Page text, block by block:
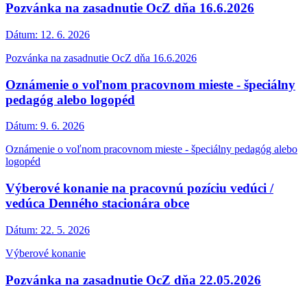
Pozvánka na zasadnutie OcZ dňa 16.6.2026
Dátum: 12. 6. 2026
Pozvánka na zasadnutie OcZ dňa 16.6.2026
Oznámenie o voľnom pracovnom mieste - špeciálny
pedagóg alebo logopéd
Dátum: 9. 6. 2026
Oznámenie o voľnom pracovnom mieste - špeciálny pedagóg alebo
logopéd
Výberové konanie na pracovnú pozíciu vedúci /
vedúca Denného stacionára obce
Dátum: 22. 5. 2026
Výberové konanie
Pozvánka na zasadnutie OcZ dňa 22.05.2026